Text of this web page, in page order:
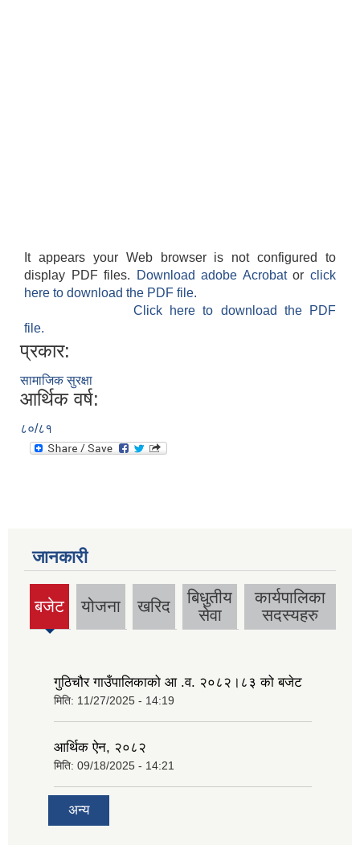
It appears your Web browser is not configured to
display PDF files.
Download adobe Acrobatorclick
here to download the PDF file.
Click here to download the PDF
file.
प्रकार:
सामाजिक सुरक्षा
आर्थिक वर्ष:
८०/८१
जानकारी
बजेट
(active
tab)
योजना खरिद
बिधुतीय
सेवा
कार्यपालिका
सदस्यहरु
गुठिचौर गाउँपालिकाको आ .व. २०८२।८३ को बजेट
मिति: 11/27/2025 - 14:19
आर्थिक ऐन, २०८२
मिति: 09/18/2025 - 14:21
अन्य